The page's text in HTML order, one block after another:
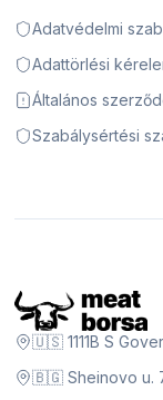
Adatvédelmi
Adattörlési
Általános
Szabálysértési
🇺🇸 1111B S
🇧🇬 Sheinovo u.